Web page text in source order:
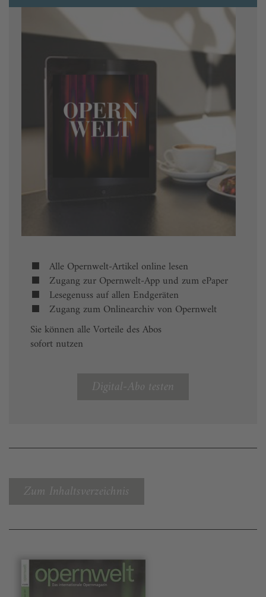
Alle Opernwelt-Artikel online lesen
Zugang zur Opernwelt-App und zum ePaper
Lesegenuss auf allen Endgeräten
Zugang zum Onlinearchiv von Opernwelt
Sie können alle Vorteile des Abos
sofort nutzen
Digital-Abo testen
Zum Inhaltsverzeichnis